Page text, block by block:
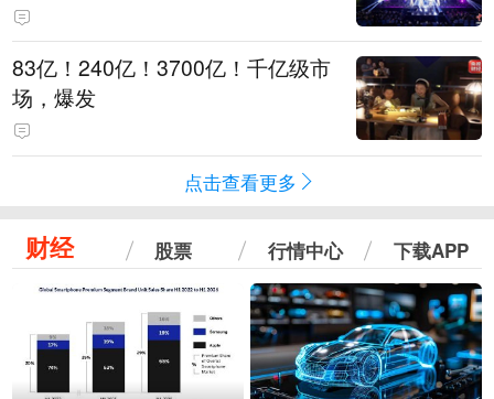
83亿！240亿！3700亿！千亿级市
场，爆发
点击查看更多
财经 股票 行情中心 下载APP